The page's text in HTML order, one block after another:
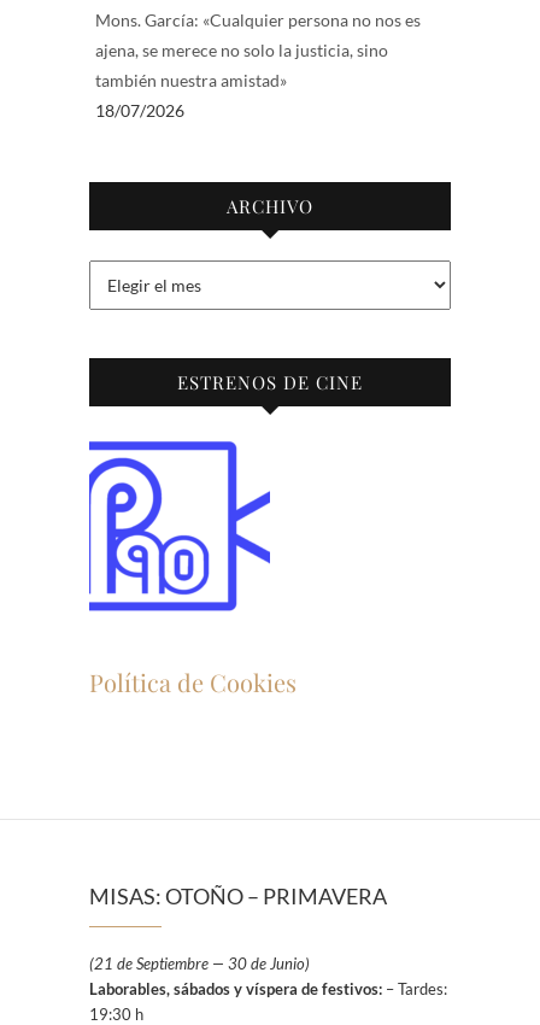
Mons. García: «Cualquier persona no nos es
ajena, se merece no solo la justicia, sino
también nuestra amistad»
18/07/2026
ARCHIVO
ESTRENOS DE CINE
Política de Cookies
MISAS: OTOÑO – PRIMAVERA
(21 de Septiembre — 30 de Junio)
Laborables, sábados y víspera de festivos: – Tardes:
19:30 h